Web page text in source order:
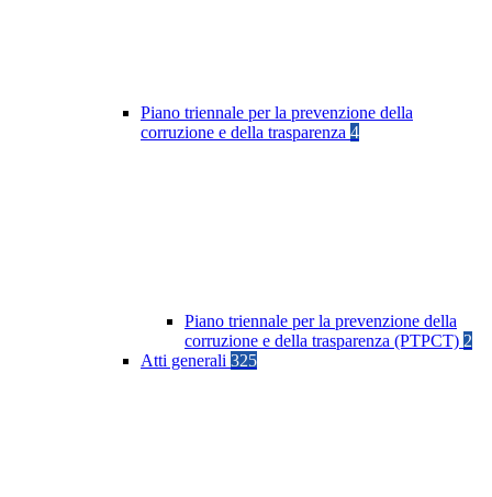
Piano triennale per la prevenzione della
corruzione e della trasparenza 4
Piano triennale per la prevenzione della
corruzione e della trasparenza (PTPCT) 2
Atti generali 325